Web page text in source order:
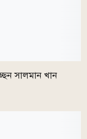
সালমান খান